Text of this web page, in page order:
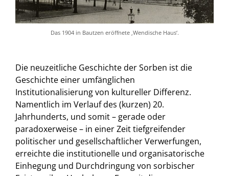
Das 1904 in Bautzen eröffnete ‚Wendische Haus‘.
Die neuzeitliche Geschichte der Sorben ist die
Geschichte einer umfänglichen
Institutionalisierung von kultureller Differenz.
Namentlich im Verlauf des (kurzen) 20.
Jahrhunderts, und somit – gerade oder
paradoxerweise – in einer Zeit tiefgreifender
politischer und gesellschaftlicher Verwerfungen,
erreichte die institutionelle und organisatorische
Einhegung und Durchdringung von sorbischer